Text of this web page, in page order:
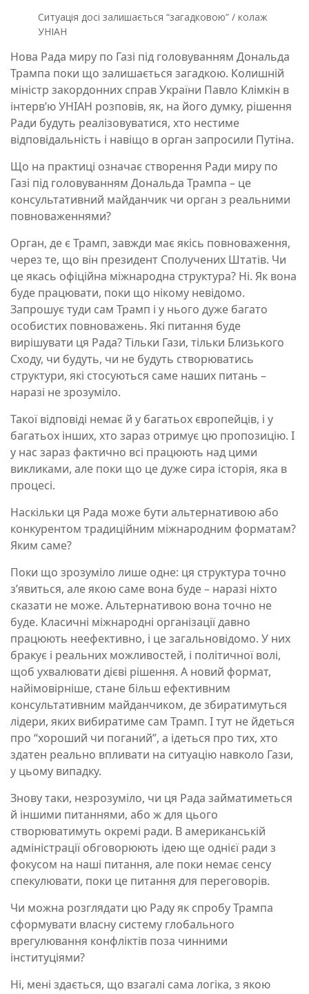
Ситуація досі залишається “загадковою” / колаж
УНІАН
Нова Рада миру по Газі під головуванням Дональда
Трампа поки що залишається загадкою. Колишній
міністр закордонних справ України Павло Клімкін в
інтерв’ю УНІАН розповів, як, на його думку, рішення
Ради будуть реалізовуватися, хто нестиме
відповідальність і навіщо в орган запросили Путіна.
Що на практиці означає створення Ради миру по
Газі під головуванням Дональда Трампа – це
консультативний майданчик чи орган з реальними
повноваженнями?
Орган, де є Трамп, завжди має якісь повноваження,
через те, що він президент Сполучених Штатів. Чи
це якась офіційна міжнародна структура? Ні. Як вона
буде працювати, поки що нікому невідомо.
Запрошує туди сам Трамп і у нього дуже багато
особистих повноважень. Які питання буде
вирішувати ця Рада? Тільки Гази, тільки Близького
Сходу, чи будуть, чи не будуть створюватись
структури, які стосуються саме наших питань –
наразі не зрозуміло.
Такої відповіді немає й у багатьох європейців, і у
багатьох інших, хто зараз отримує цю пропозицію. І
у нас зараз фактично всі працюють над цими
викликами, але поки що це дуже сира історія, яка в
процесі.
Наскільки ця Рада може бути альтернативою або
конкурентом традиційним міжнародним форматам?
Яким саме?
Поки що зрозуміло лише одне: ця структура точно
з’явиться, але якою саме вона буде – наразі ніхто
сказати не може. Альтернативою вона точно не
буде. Класичні міжнародні організації давно
працюють неефективно, і це загальновідомо. У них
бракує і реальних можливостей, і політичної волі,
щоб ухвалювати дієві рішення. А новий формат,
найімовірніше, стане більш ефективним
консультативним майданчиком, де збиратимуться
лідери, яких вибиратиме сам Трамп. І тут не йдеться
про “хороший чи поганий”, а ідеться про тих, хто
здатен реально впливати на ситуацію навколо Гази,
у цьому випадку.
Знову таки, незрозуміло, чи ця Рада займатиметься
й іншими питаннями, або ж для цього
створюватимуть окремі ради. В американській
адміністрації обговорюють ідею ще однієї ради з
фокусом на наші питання, але поки немає сенсу
спекулювати, поки це питання для переговорів.
Чи можна розглядати цю Раду як спробу Трампа
сформувати власну систему глобального
врегулювання конфліктів поза чинними
інституціями?
Ні, мені здається, що взагалі сама логіка, з якою